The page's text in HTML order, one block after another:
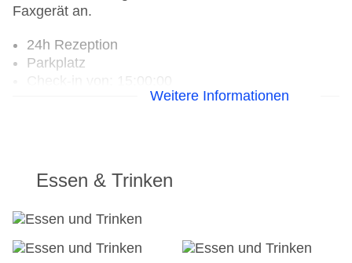
Faxgerät an.
24h Rezeption
Parkplatz
Check-out bis: 12:00:00
Hotelsafe
WLAN/WiFi im Hotel
Anzahl der Konferenzräume: 1
Anzahl der Aufzüge: 1
Weitere Informationen
Essen & Trinken